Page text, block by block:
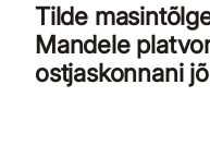
Tilde
Mandele
ostjaskonnani